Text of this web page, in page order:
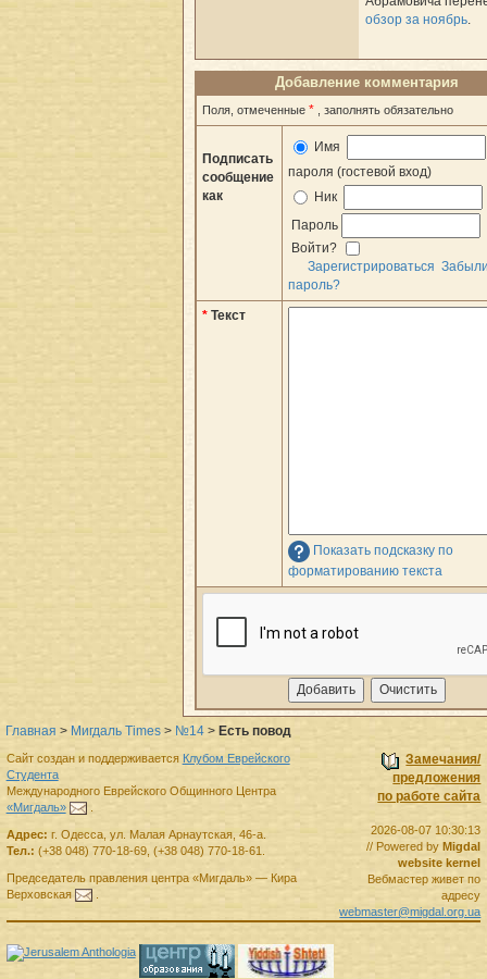
обзор за ноябрь
Добавление комментария
Поля, отмеченные * , заполнять обязательно
Подписать
сообщение
как
Имя
пароля (гостевой вход)
Ник
Пароль
Войти?
Зарегистрироваться
пароль?
* Текст
Показать подсказку по
форматированию текста
Главная > Мигдаль Times > №14 > Есть повод
Замечания/
предложения
по работе сайта
2026-08-07 10:30:13
// Powered by Migdal
website kernel
Вебмастер живет по
адресу
webmaster@migdal.org.ua
Сайт создан и поддерживается Клубом Еврейского
Студента
Международного Еврейского Общинного Центра
«Мигдаль»
.
Адрес: г. Одесса, ул. Малая Арнаутская, 46-а.
Тел.: (+38 048) 770-18-69, (+38 048) 770-18-61.
Председатель правленияцентра «Мигдаль»— Кира
Верховская
.